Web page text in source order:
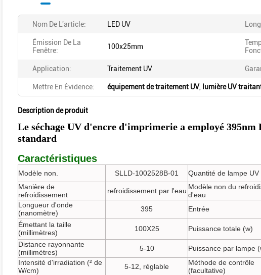
Nom De L'article: LED UV
Émission De La
Fenêtre:
100x25mm
Application: Traitement UV
Mettre En Évidence: équipement de traitement UV lumière UV
Description de produit
Le séchage UV d'encre d'imprimerie a employé
standard
Caractéristiques
Modèle non. SLLD-1002528B-01 Quantité de lampe UV
Manière de
refroidissement
refroidissement par l'eau Modèle non du
d'eau
Longueur d'onde
(nanomètre)
395 Entrée
Émettant la taille
(millimètres)
100X25 Puissance totale (w)
Distance rayonnante
(millimètres)
5-10 Puissance par lampe
Intensité d'irradiation (² de
W/cm)
5-12, réglable
Méthode de contrôle
(facultative)